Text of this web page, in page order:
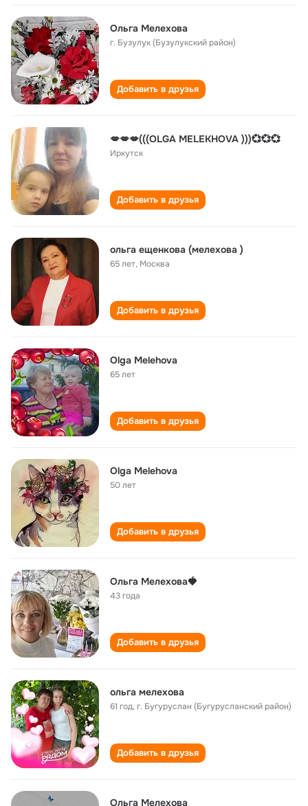
Ольга Мелехова
г. Бузулук (Бузулукский район)
Добавить в друзья
💋💋💋(((OLGA MELEKHOVA )))💞💞💞
Иркутск
Добавить в друзья
ольга ещенкова (мелехова )
65 лет, Москва
Добавить в друзья
Olga Melehova
65 лет
Добавить в друзья
Olga Melehova
50 лет
Добавить в друзья
Ольга Мелехова🍓
43 года
Добавить в друзья
ольга мелехова
61 год,г. Бугуруслан (Бугурусланский район)
Добавить в друзья
Ольга Мелехова